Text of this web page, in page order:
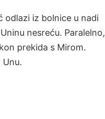
odlazi iz bolnice u nadi
nesreću. Paralelno,
prekida s Mirom.